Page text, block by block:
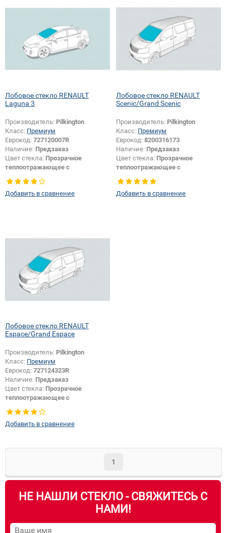
Лобовое стекло RENAULT
Laguna 3
Производитель: Pilkington
Класс: Премиум
Еврокод: 727120007R
Наличие: Предзаказ
Цвет стекла: Прозрачное
теплоотражающее с
Изменение логотипа
безопасности + шелкографии:
Добавить в сравнение
Лобовое стекло RENAULT
Scenic/Grand Scenic
Производитель: Pilkington
Класс: Премиум
Еврокод:8200316173
Наличие: Предзаказ
Цвет стекла: Прозрачное
теплоотражающее с
Изменение логотипа
безопасности + шелкографии:
Добавить в сравнение
Лобовое стекло RENAULT
Espace/Grand Espace
Производитель: Pilkington
Класс: Премиум
Еврокод: 727124323R
Наличие: Предзаказ
Цвет стекла: Прозрачное
теплоотражающее с
шумоизоляцией
Появление или изменение
логотипа безопасности:
Добавить в сравнение
1
НЕ НАШЛИ СТЕКЛО - СВЯЖИТЕСЬ С
НАМИ!